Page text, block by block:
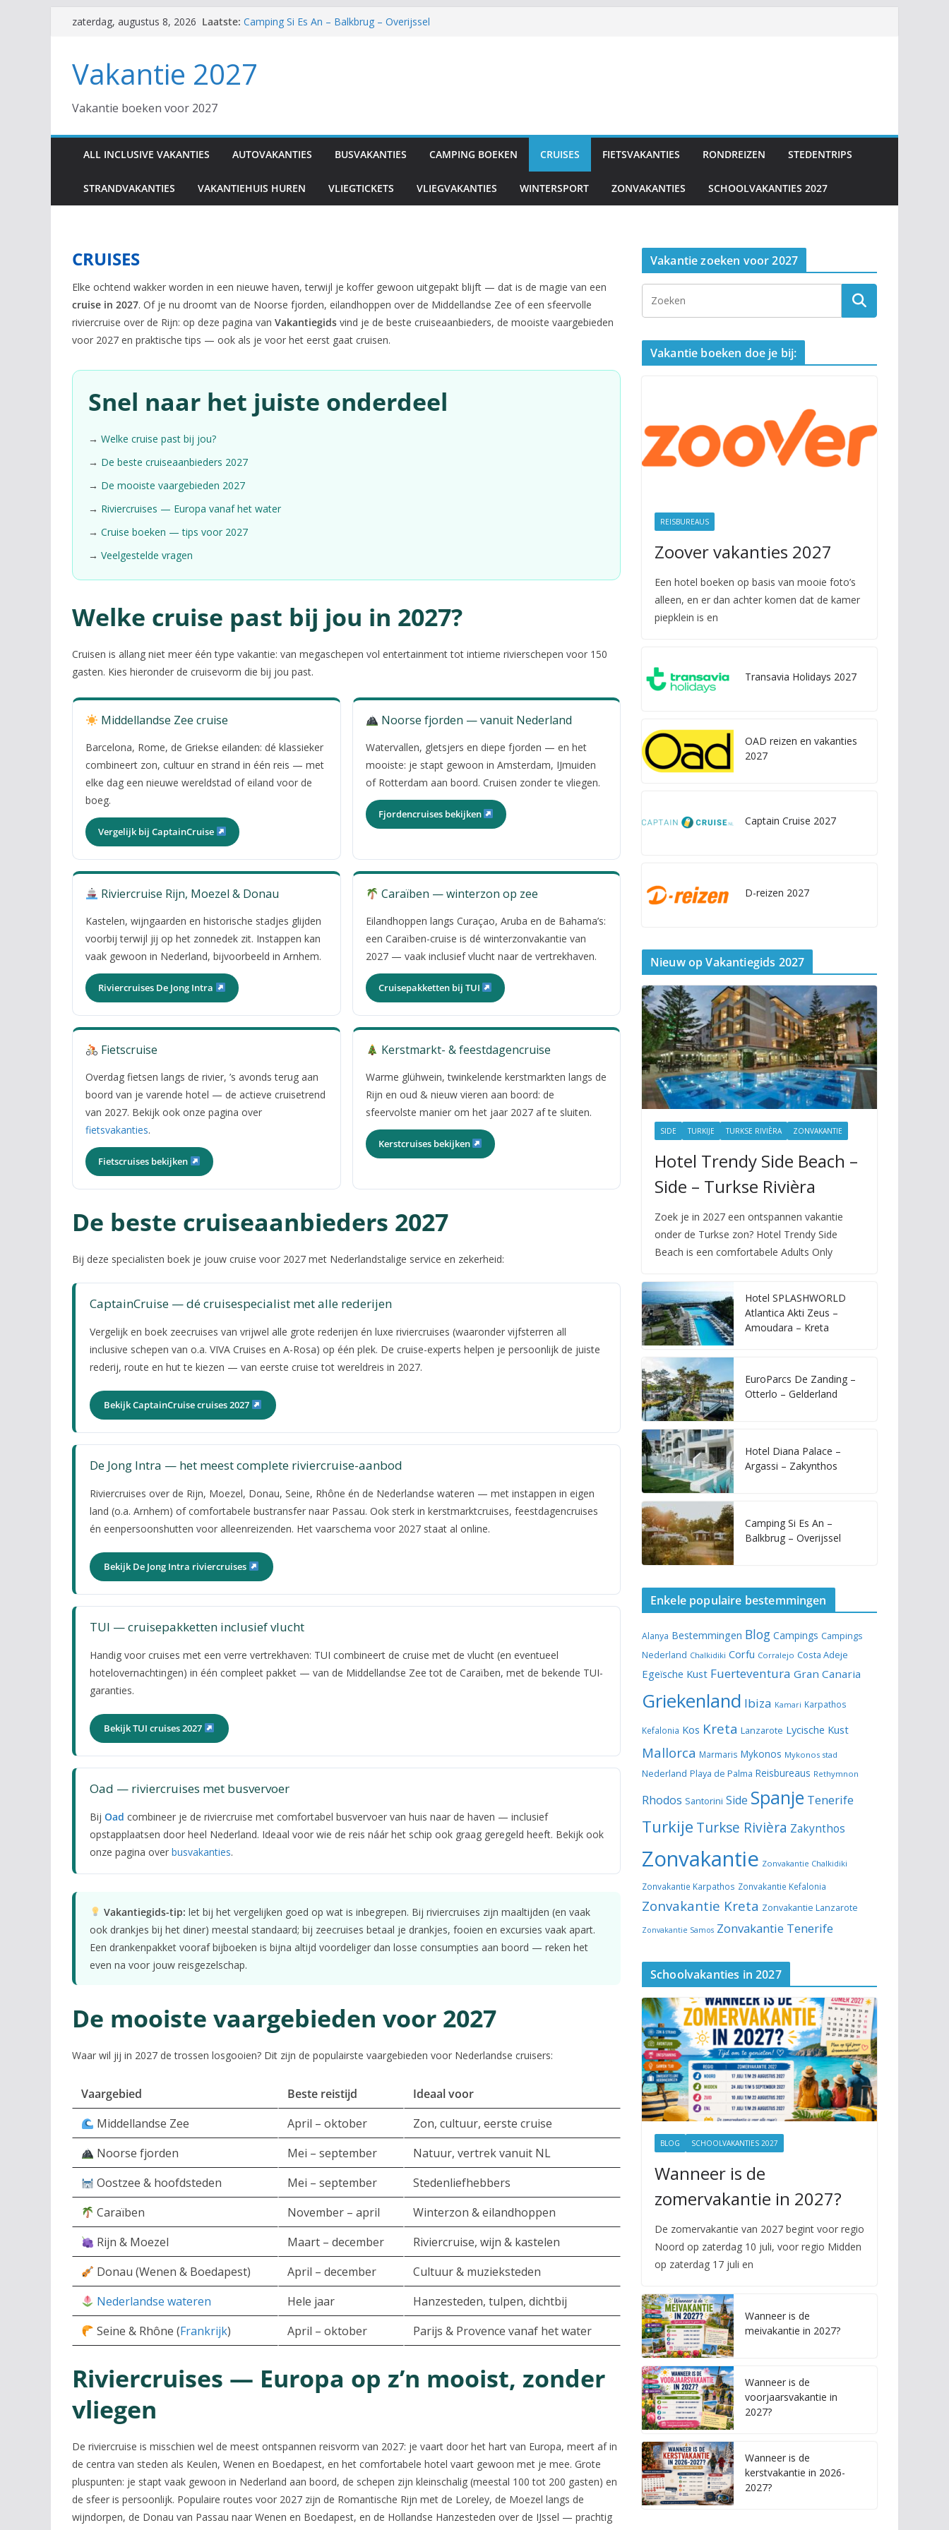
inhoud
zaterdag, augustus 8, 2026 Laatste: Camping Si Es An – Balkbrug – Overijssel
Kreta
EuroParcs De Zanding – Otterlo – Gelderland
Vakantie 2027
Vakantie boeken voor 2027
ALL INCLUSIVE VAKANTIES AUTOVAKANTIES BUSVAKANTIES CAMPING BOEKEN CRUISES FIETSVAKANTIES RONDREIZEN STEDENTRIPS
STRANDVAKANTIES VAKANTIEHUIS HUREN VLIEGTICKETS VLIEGVAKANTIES WINTERSPORT ZONVAKANTIES SCHOOLVAKANTIES 2027
CRUISES
Elke ochtend wakker worden in een nieuwe haven, terwijl je koffer gewoon uitgepakt blijft — dat is de magie van een
cruise in 2027. Of je nu droomt van de Noorse fjorden, eilandhoppen over de Middellandse Zee of een sfeervolle
riviercruise over de Rijn: op deze pagina van Vakantiegids vind je de beste cruiseaanbieders, de mooiste vaargebieden
voor 2027 en praktische tips — ook als je voor het eerst gaat cruisen.
Snel naar het juiste onderdeel
→ Welke cruise past bij jou?
→ De beste cruiseaanbieders 2027
→ De mooiste vaargebieden 2027
→ Riviercruises — Europa vanaf het water
→ Cruise boeken — tips voor 2027
→ Veelgestelde vragen
Welke cruise past bij jou in 2027?
Cruisen is allang niet meer één type vakantie: van megaschepen vol entertainment tot intieme rivierschepen voor 150
gasten. Kies hieronder de cruisevorm die bij jou past.
Middellandse Zee cruise
Barcelona, Rome, de Griekse eilanden: dé klassieker
combineert zon, cultuur en strand in één reis — met
elke dag een nieuwe wereldstad of eiland voor de
boeg.
Vergelijk bij CaptainCruise
Noorse fjorden — vanuit Nederland
Watervallen, gletsjers en diepe fjorden — en het
mooiste: je stapt gewoon in Amsterdam, IJmuiden
of Rotterdam aan boord. Cruisen zonder te vliegen.
Fjordencruises bekijken
Riviercruise Rijn, Moezel & Donau
Kastelen, wijngaarden en historische stadjes glijden
voorbij terwijl jij op het zonnedek zit. Instappen kan
vaak gewoon in Nederland, bijvoorbeeld in Arnhem.
Riviercruises De Jong Intra
Caraïben — winterzon op zee
Eilandhoppen langs Curaçao, Aruba en de Bahama’s:
een Caraïben-cruise is dé winterzonvakantie van
2027 — vaak inclusief vlucht naar de vertrekhaven.
Cruisepakketten bij TUI
Fietscruise
Overdag fietsen langs de rivier, ’s avonds terug aan
boord van je varende hotel — de actieve cruisetrend
van 2027. Bekijk ook onze pagina over
fietsvakanties.
Fietscruises bekijken
Kerstmarkt- & feestdagencruise
Warme glühwein, twinkelende kerstmarkten langs de
Rijn en oud & nieuw vieren aan boord: de
sfeervolste manier om het jaar 2027 af te sluiten.
Kerstcruises bekijken
De beste cruiseaanbieders 2027
Bij deze specialisten boek je jouw cruise voor 2027 met Nederlandstalige service en zekerheid:
CaptainCruise — dé cruisespecialist met alle rederijen
Vergelijk en boek zeecruises van vrijwel alle grote rederijen én luxe riviercruises (waaronder vijfsterren all
inclusive schepen van o.a. VIVA Cruises en A-Rosa) op één plek. De cruise-experts helpen je persoonlijk de juiste
rederij, route en hut te kiezen — van eerste cruise tot wereldreis in 2027.
Bekijk CaptainCruise cruises 2027
De Jong Intra — het meest complete riviercruise-aanbod
Riviercruises over de Rijn, Moezel, Donau, Seine, Rhône én de Nederlandse wateren — met instappen in eigen
land (o.a. Arnhem) of comfortabele bustransfer naar Passau. Ook sterk in kerstmarktcruises, feestdagencruises
én eenpersoonshutten voor alleenreizenden. Het vaarschema voor 2027 staat al online.
Bekijk De Jong Intra riviercruises
TUI — cruisepakketten inclusief vlucht
Handig voor cruises met een verre vertrekhaven: TUI combineert de cruise met de vlucht (en eventueel
hotelovernachtingen) in één compleet pakket — van de Middellandse Zee tot de Caraïben, met de bekende TUI-
garanties.
Bekijk TUI cruises 2027
Oad — riviercruises met busvervoer
Bij Oad combineer je de riviercruise met comfortabel busvervoer van huis naar de haven — inclusief
opstapplaatsen door heel Nederland. Ideaal voor wie de reis náár het schip ook graag geregeld heeft. Bekijk ook
onze pagina over busvakanties.
Vakantiegids-tip: let bij het vergelijken goed op wat is inbegrepen. Bij riviercruises zijn maaltijden (en vaak
ook drankjes bij het diner) meestal standaard; bij zeecruises betaal je drankjes, fooien en excursies vaak apart.
Een drankenpakket vooraf bijboeken is bijna altijd voordeliger dan losse consumpties aan boord — reken het
even na voor jouw reisgezelschap.
De mooiste vaargebieden voor 2027
Waar wil jij in 2027 de trossen losgooien? Dit zijn de populairste vaargebieden voor Nederlandse cruisers:
Vaargebied Beste reistijd
Ideaal voor
Middellandse Zee
April – oktober
Zon, cultuur, eerste cruise
Noorse fjorden
Mei – september
Natuur, vertrek vanuit NL
Oostzee & hoofdsteden
Mei – september
Stedenliefhebbers
Caraïben
November – april
Winterzon & eilandhoppen
Rijn & Moezel
Maart – december
Riviercruise, wijn & kastelen
Donau (Wenen & Boedapest)
April – december
Cultuur & muzieksteden
Nederlandse wateren
Hele jaar
Hanzesteden, tulpen, dichtbij
Seine & Rhône (Frankrijk) April – oktober Parijs & Provence vanaf het water
Riviercruises — Europa op z’n mooist, zonder
vliegen
De riviercruise is misschien wel de meest ontspannen reisvorm van 2027: je vaart door het hart van Europa, meert af in
de centra van steden als Keulen, Wenen en Boedapest, en het comfortabele hotel vaart gewoon met je mee. Grote
pluspunten: je stapt vaak gewoon in Nederland aan boord, de schepen zijn kleinschalig (meestal 100 tot 200 gasten) en
de sfeer is persoonlijk. Populaire routes voor 2027 zijn de Romantische Rijn met de Loreley, de Moezel langs de
wijndorpen, de Donau van Passau naar Wenen en Boedapest, en de Hollandse Hanzesteden over de IJssel — prachtig
Vakantie zoeken voor 2027
Vakantie boeken doe je bij:
REISBUREAUS
Zoover vakanties 2027
Een hotel boeken op basis van mooie foto’s
alleen, en er dan achter komen dat de kamer
piepklein is en
Transavia Holidays 2027
OAD reizen en vakanties
2027
Captain Cruise 2027
D-reizen 2027
Nieuw op Vakantiegids 2027
SIDE TURKIJE TURKSE RIVIÈRA ZONVAKANTIE
Hotel Trendy Side Beach –
Side – Turkse Rivièra
Zoek je in 2027 een ontspannen vakantie
onder de Turkse zon? Hotel Trendy Side
Beach is een comfortabele Adults Only
Hotel SPLASHWORLD
Atlantica Akti Zeus –
Amoudara – Kreta
EuroParcs De Zanding –
Otterlo – Gelderland
Hotel Diana Palace –
Argassi – Zakynthos
Camping Si Es An –
Balkbrug – Overijssel
Enkele populaire bestemmingen
Alanya Bestemmingen Blog Campings Campings
Nederland Chalkidiki Corfu Corralejo Costa Adeje
Egeïsche Kust Fuerteventura Gran Canaria
Griekenland Ibiza Kamari Karpathos
Kefalonia Kos Kreta Lanzarote Lycische Kust
Mallorca Marmaris Mykonos Mykonos stad
Nederland Playa de Palma Reisbureaus Rethymnon
Rhodos Santorini Side Spanje Tenerife
Turkije Turkse Rivièra Zakynthos
Zonvakantie Zonvakantie Chalkidiki
Zonvakantie Karpathos Zonvakantie Kefalonia
Zonvakantie Kreta Zonvakantie Lanzarote
Zonvakantie Samos Zonvakantie Tenerife
Schoolvakanties in 2027
BLOG SCHOOLVAKANTIES 2027
Wanneer is de
zomervakantie in 2027?
De zomervakantie van 2027 begint voor regio
Noord op zaterdag 10 juli, voor regio Midden
op zaterdag 17 juli en
Wanneer is de
meivakantie in 2027?
Wanneer is de
voorjaarsvakantie in
2027?
Wanneer is de
kerstvakantie in 2026-
2027?